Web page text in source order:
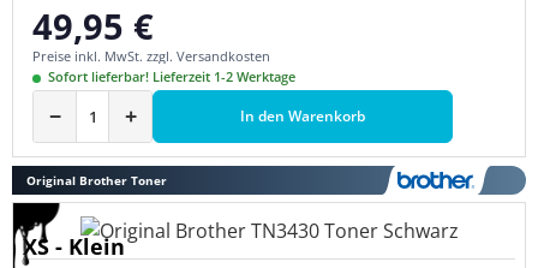
Regulärer Preis:
49,95 €
Preise inkl. MwSt. zzgl. Versandkosten
Sofort lieferbar! Lieferzeit 1-2 Werktage
− + In den Warenkorb
Original Brother Toner
XS - Klein